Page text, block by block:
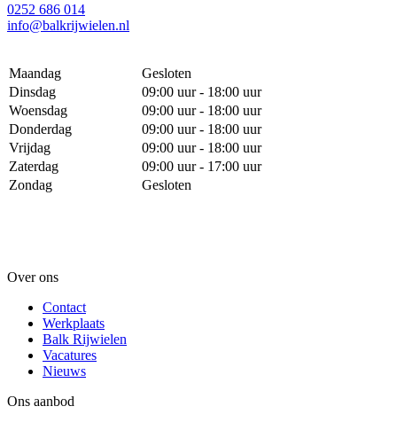
0252 686 014
info@balkrijwielen.nl
Maandag
Gesloten
Dinsdag
09:00 uur - 18:00 uur
Woensdag
09:00 uur - 18:00 uur
Donderdag
09:00 uur - 18:00 uur
Vrijdag
09:00 uur - 18:00 uur
Zaterdag
09:00 uur - 17:00 uur
Zondag
Gesloten
Over ons
Contact
Werkplaats
Balk Rijwielen
Vacatures
Nieuws
Ons aanbod